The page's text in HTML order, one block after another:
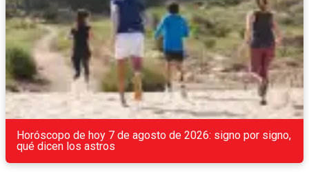
Horóscopo de hoy 7 de agosto de 2026: signo por signo,
qué dicen los astros